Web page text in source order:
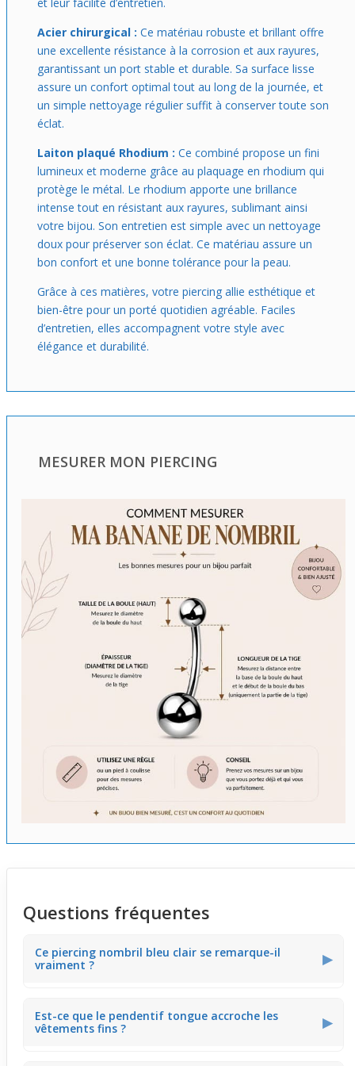
Acier chirurgical : Ce matériau robuste et brillant offre
une excellente résistance à la corrosion et aux rayures,
garantissant un port stable et durable. Sa surface lisse
assure un confort optimal tout au long de la journée, et
un simple nettoyage régulier suffit à conserver toute son
éclat.
Laiton plaqué Rhodium : Ce combiné propose un fini
lumineux et moderne grâce au plaquage en rhodium qui
protège le métal. Le rhodium apporte une brillance
intense tout en résistant aux rayures, sublimant ainsi
votre bijou. Son entretien est simple avec un nettoyage
doux pour préserver son éclat. Ce matériau assure un
bon confort et une bonne tolérance pour la peau.
Grâce à ces matières, votre piercing allie esthétique et
bien-être pour un porté quotidien agréable. Faciles
d’entretien, elles accompagnent votre style avec
élégance et durabilité.
MESURER MON PIERCING
Questions fréquentes
Ce piercing nombril bleu clair se remarque-il
vraiment ?
▶
clair avec pois jaunes, qui attire facilement l'œil. Il offre
un rendu visible qui met en valeur la zone du nombril,
Est-ce que le pendentif tongue accroche les
vêtements fins ?
▶